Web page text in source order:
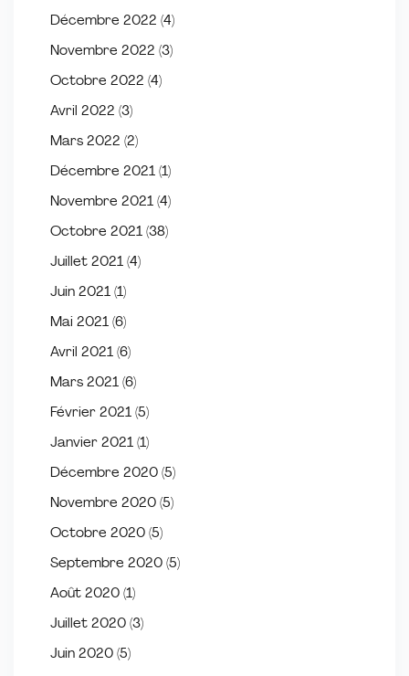
Décembre 2022 (4)
Novembre 2022 (3)
Octobre 2022 (4)
Avril 2022 (3)
Mars 2022 (2)
Décembre 2021 (1)
Novembre 2021 (4)
Octobre 2021 (38)
Juillet 2021 (4)
Juin 2021 (1)
Mai 2021 (6)
Avril 2021 (6)
Mars 2021 (6)
Février 2021 (5)
Janvier 2021 (1)
Décembre 2020 (5)
Novembre 2020 (5)
Octobre 2020 (5)
Septembre 2020 (5)
Août 2020 (1)
Juillet 2020 (3)
Juin 2020 (5)